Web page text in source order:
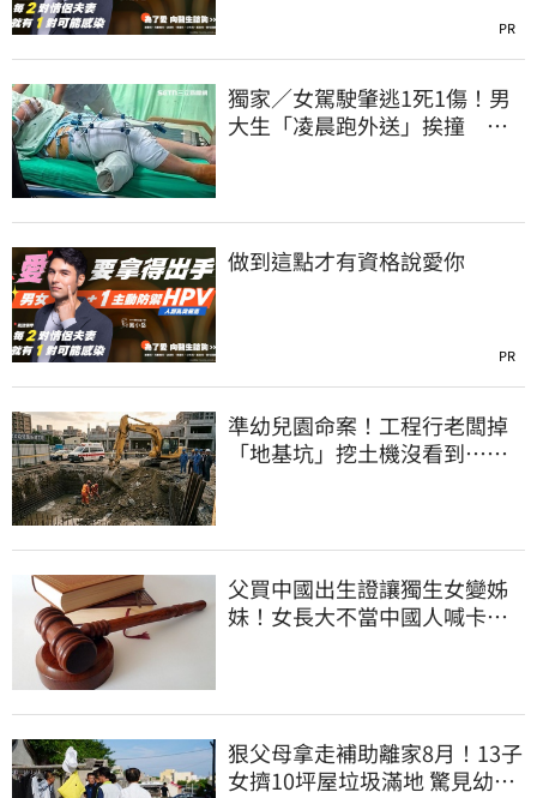
PR
獨家／女駕駛肇逃1死1傷！男
大生「凌晨跑外送」挨撞 媽
做到這點才有資格說愛你
PR
準幼兒園命案！工程行老闆掉
「地基坑」挖土機沒看到…下
父買中國出生證讓獨生女變姊
妹！女長大不當中國人喊卡卻
狠父母拿走補助離家8月！13子
女擠10坪屋垃圾滿地 驚見幼童